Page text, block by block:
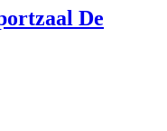
De